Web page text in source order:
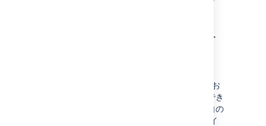
ヘルム チャートで Kubernetes を管理す
Helm チャートが作成されています。これは、お
客様のビジネス固有のニーズに合わせて設定でき
るカスタマイズ可能なテンプレートです。独自の
プロバイ